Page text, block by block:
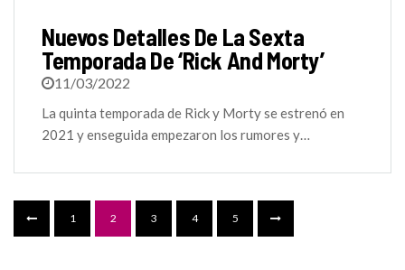
Nuevos Detalles De La Sexta
Temporada De ‘Rick And Morty’
11/03/2022
La quinta temporada de Rick y Morty se estrenó en
2021 y enseguida empezaron los rumores y…
1 2 3 4 5